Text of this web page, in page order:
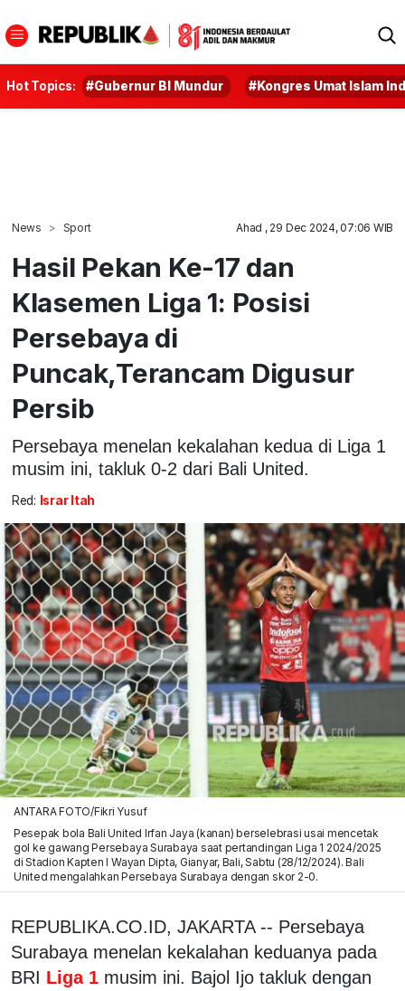
Hot Topics: #Gubernur BI Mundur #Kongres Umat Islam
News Sport Ahad , 29 Dec 2024, 07:06 WIB
Hasil Pekan Ke-17 dan
Klasemen Liga 1: Posisi
Persebaya di
Puncak,Terancam Digusur
Persib
Persebaya menelan kekalahan kedua di Liga 1
musim ini, takluk 0-2 dari Bali United.
Red: Israr Itah
ANTARA FOTO/Fikri Yusuf
Pesepak bola Bali United Irfan Jaya (kanan) berselebrasi usai mencetak
gol ke gawang Persebaya Surabaya saat pertandingan Liga 1 2024/2025
di Stadion Kapten I Wayan Dipta, Gianyar, Bali, Sabtu (28/12/2024). Bali
United mengalahkan Persebaya Surabaya dengan skor 2-0.
REPUBLIKA.CO.ID, JAKARTA -- Persebaya
Surabaya menelan kekalahan keduanya pada
BRI Liga 1 musim ini. Bajol Ijo takluk dengan